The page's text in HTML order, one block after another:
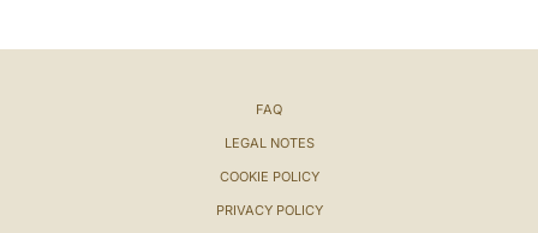
FAQ
LEGAL NOTES
COOKIE POLICY
PRIVACY POLICY